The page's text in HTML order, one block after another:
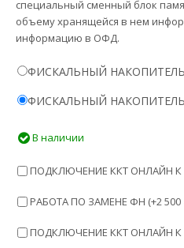
специальный сменный блок
объему хранящейся в нем
информацию в ОФД.
ФИСКАЛЬНЫЙ НАКОПИТЕЛЬ
ФИСКАЛЬНЫЙ НАКОПИТЕЛЬ
В наличии
ПОДКЛЮЧЕНИЕ ККТ ОНЛАЙН К
РАБОТА ПО ЗАМЕНЕ ФН (+2 500
ПОДКЛЮЧЕНИЕ ККТ ОНЛАЙН К